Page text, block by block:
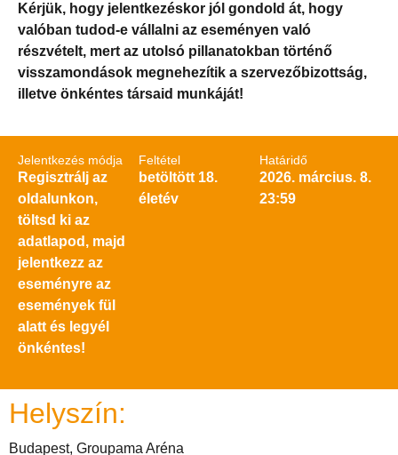
Kérjük, hogy jelentkezéskor jól gondold át, hogy
valóban tudod-e vállalni az eseményen való
részvételt, mert az utolsó pillanatokban történő
visszamondások megnehezítik a szervezőbizottság,
illetve önkéntes társaid munkáját!
Jelentkezés módja
Regisztrálj az
oldalunkon,
töltsd ki az
adatlapod, majd
jelentkezz az
eseményre az
események fül
alatt és legyél
önkéntes!
Feltétel
betöltött 18.
életév
Határidő
2026. március. 8.
23:59
Helyszín:
Budapest, Groupama Aréna